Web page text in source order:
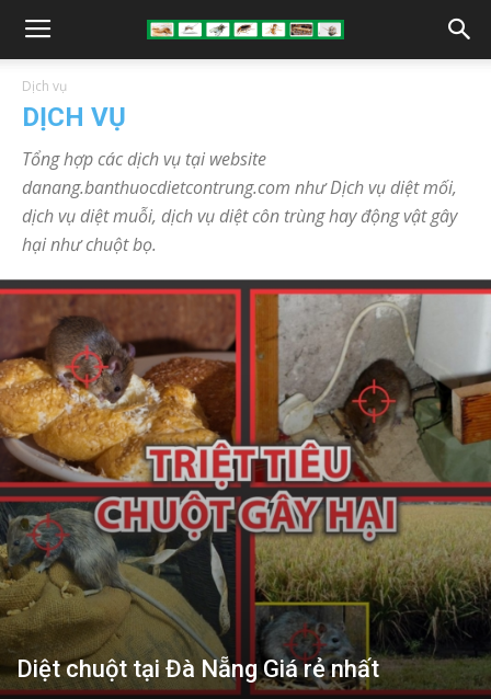
Dịch vụ
DỊCH VỤ
Tổng hợp các dịch vụ tại website
danang.banthuocdietcontrung.com như Dịch vụ diệt mối,
dịch vụ diệt muỗi, dịch vụ diệt côn trùng hay động vật gây
hại như chuột bọ.
Diệt chuột tại Đà Nẵng Giá rẻ nhất